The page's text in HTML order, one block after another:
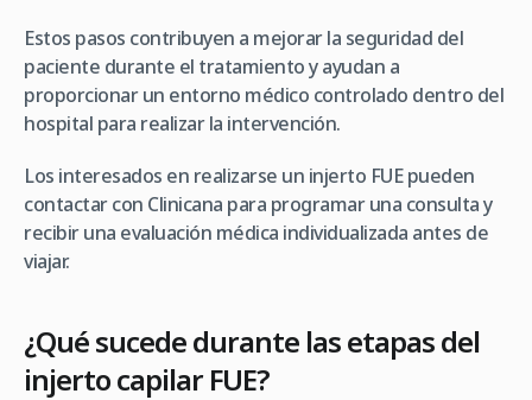
Estos pasos contribuyen a mejorar la seguridad del
paciente durante el tratamiento y ayudan a
proporcionar un entorno médico controlado dentro del
hospital para realizar la intervención.
Los interesados en realizarse un injerto FUE pueden
contactar con Clinicana para programar una consulta y
recibir una evaluación médica individualizada antes de
viajar.
¿Qué sucede durante las etapas del
injerto capilar FUE?